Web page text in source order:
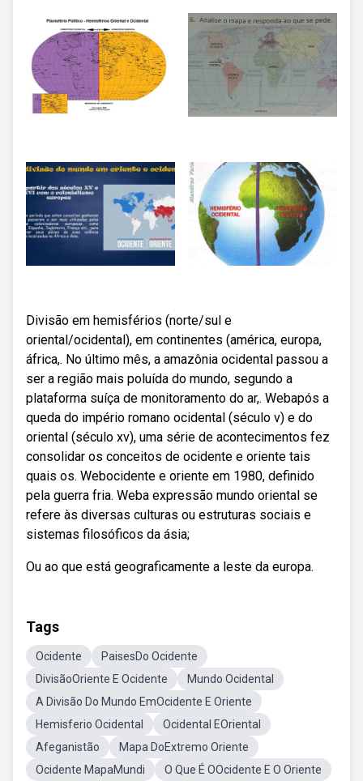
Divisão em hemisférios (norte/sul e
oriental/ocidental), em continentes (américa, europa,
áfrica,. No último mês, a amazônia ocidental passou a
ser a região mais poluída do mundo, segundo a
plataforma suíça de monitoramento do ar,. Webapós a
queda do império romano ocidental (século v) e do
oriental (século xv), uma série de acontecimentos fez
consolidar os conceitos de ocidente e oriente tais
quais os. Webocidente e oriente em 1980, definido
pela guerra fria. Weba expressão mundo oriental se
refere às diversas culturas ou estruturas sociais e
sistemas filosóficos da ásia;
Ou ao que está geograficamente a leste da europa.
Tags
Ocidente
PaisesDo Ocidente
DivisãoOriente E Ocidente
Mundo Ocidental
A Divisão Do Mundo EmOcidente E Oriente
Hemisferio Ocidental
Ocidental EOriental
Afeganistão
Mapa DoExtremo Oriente
Ocidente MapaMundi
O Que É OOcidente E O Oriente